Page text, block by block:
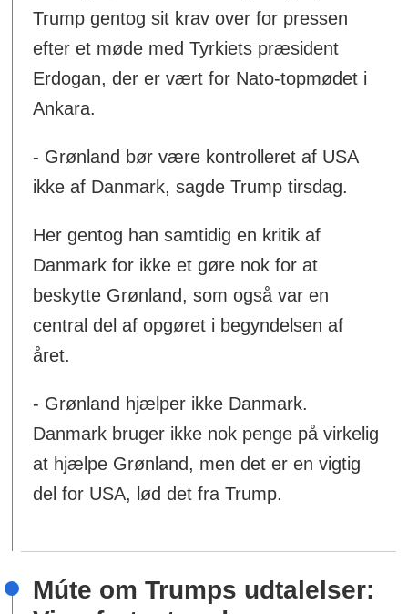
Trump gentog sit krav over for pressen
efter et møde med Tyrkiets præsident
Erdogan, der er vært for Nato-topmødet i
Ankara.
- Grønland bør være kontrolleret af USA
ikke af Danmark, sagde Trump tirsdag.
Her gentog han samtidig en kritik af
Danmark for ikke et gøre nok for at
beskytte Grønland, som også var en
central del af opgøret i begyndelsen af
året.
- Grønland hjælper ikke Danmark.
Danmark bruger ikke nok penge på virkelig
at hjælpe Grønland, men det er en vigtig
del for USA, lød det fra Trump.
Múte om Trumps udtalelser: